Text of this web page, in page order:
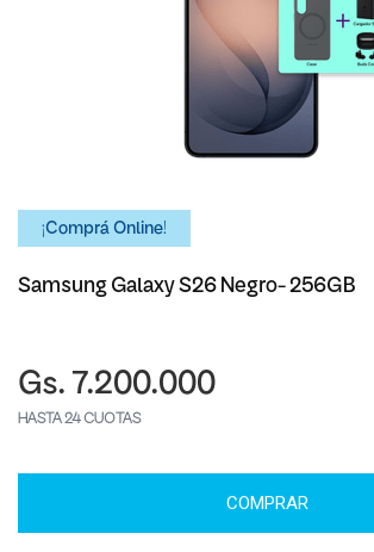
¡Comprá Online!
Samsung Galaxy S26 Negro- 256GB
Gs. 7.200.000
HASTA 24 CUOTAS
COMPRAR